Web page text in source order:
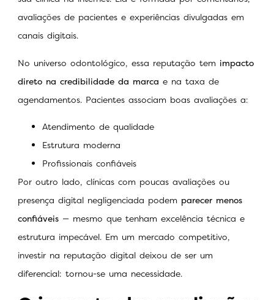
avaliações de pacientes e experiências divulgadas em
canais digitais.
No universo odontológico, essa reputação tem impacto
direto na credibilidade da marca e na taxa de
agendamentos. Pacientes associam boas avaliações a:
Atendimento de qualidade
Estrutura moderna
Profissionais confiáveis
Por outro lado, clínicas com poucas avaliações ou
presença digital negligenciada podem parecer menos
confiáveis — mesmo que tenham excelência técnica e
estrutura impecável. Em um mercado competitivo,
investir na reputação digital deixou de ser um
diferencial: tornou-se uma necessidade.